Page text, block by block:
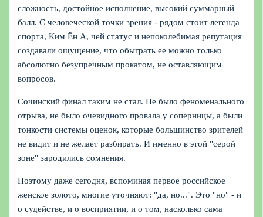
сложность, достойное исполнение, высокий суммарный
балл. С человеческой точки зрения - рядом стоит легенда
спорта, Ким Ён А, чей статус и непоколебимая репутация
создавали ощущение, что обыграть ее можно только
абсолютно безупречным прокатом, не оставляющим
вопросов.
Сочинский финал таким не стал. Не было феноменального
отрыва, не было очевидного провала у соперницы, а были
тонкости системы оценок, которые большинство зрителей
не видит и не желает разбирать. И именно в этой "серой
зоне" зародились сомнения.
Поэтому даже сегодня, вспоминая первое российское
женское золото, многие уточняют: "да, но...". Это "но" - и
о судействе, и о восприятии, и о том, насколько сама